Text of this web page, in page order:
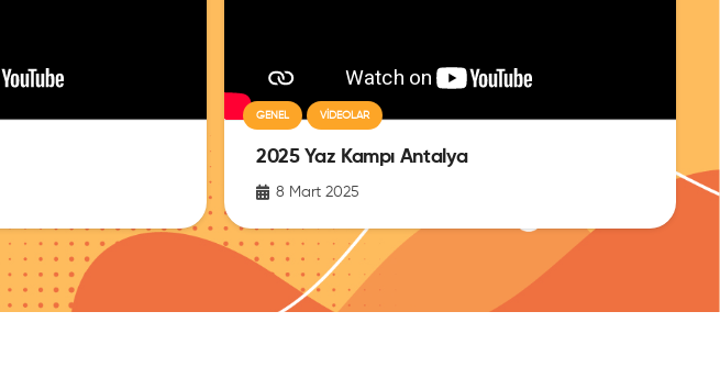
GENEL VIDEOLAR
2025 Yaz Kampı Antalya
8 Mart 2025